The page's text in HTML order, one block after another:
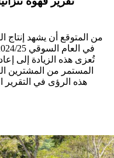
تُعزى هذه الزيادة إلى
المستمر من المشترين
هذه الرؤى في التقرير